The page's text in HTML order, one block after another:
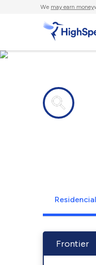
We may earn money
Frontier